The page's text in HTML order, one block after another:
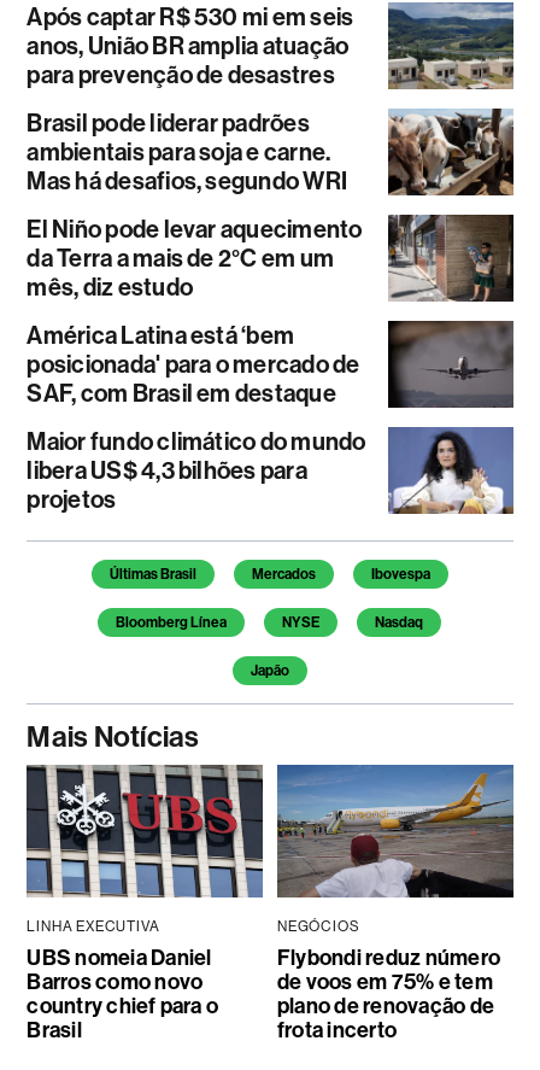
Após captar R$ 530 mi em seis
anos, União BR amplia atuação
para prevenção de desastres
Brasil pode liderar padrões
ambientais para soja e carne.
Mas há desafios, segundo WRI
El Niño pode levar aquecimento
da Terra a mais de 2°C em um
mês, diz estudo
América Latina está ‘bem
posicionada' para o mercado de
SAF, com Brasil em destaque
Maior fundo climático do mundo
libera US$ 4,3 bilhões para
projetos
Temas deste artigo
Últimas Brasil Mercados Ibovespa
Bloomberg Línea NYSE Nasdaq
Japão
Mais Notícias
LINHA EXECUTIVA
UBS nomeia Daniel
Barros como novo
country chief para o
Brasil
NEGÓCIOS
Flybondi reduz número
de voos em 75% e tem
plano de renovação de
frota incerto